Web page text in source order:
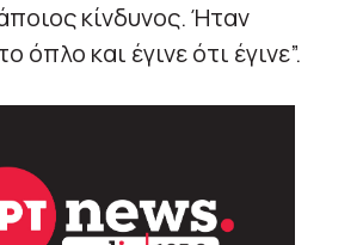
κίνδυνος. Ήταν
όπλο και έγινε ότι έγινε”.